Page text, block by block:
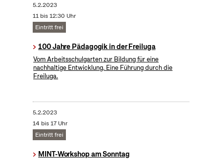
5.2.2023
11 bis 12:30 Uhr
Eintritt frei
100 Jahre Pädagogik in der Freiluga
Vom Arbeitsschulgarten zur Bildung für eine
nachhaltige Entwicklung. Eine Führung durch die
Freiluga.
5.2.2023
14 bis 17 Uhr
Eintritt frei
MINT-Workshop am Sonntag